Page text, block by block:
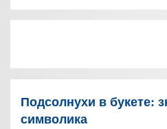
Подсолнухи в букете:
символика